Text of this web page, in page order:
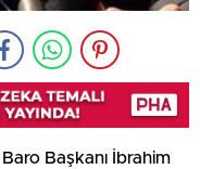
Başkanı İbrahim